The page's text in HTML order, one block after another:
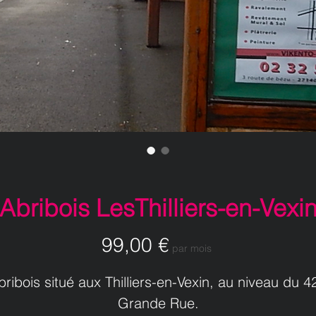
LesThilliers-en-
99,00 €Prix
par mois
situé aux Thilliers-en-Vexin, au niveau du
Grande Rue.